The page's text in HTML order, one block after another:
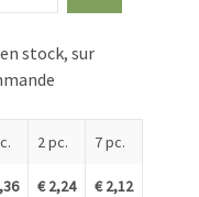
stock, sur
2 pc.
€ 2,24
7 pc.
€ 2,12